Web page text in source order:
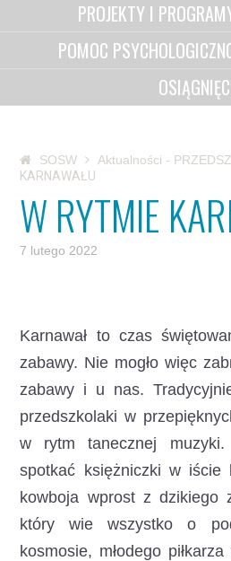
PROJEKTY I
POMOC
SOSW Aktualności -
KARNAWAŁU
W RYTMIE
7 lutego 2022
Karnawał to czas
zabawy. Nie mogło więc
zabawy i u nas.
przedszkolaki w
w rytm tanecznej
spotkać księżniczki w iście
kowboja wprost z dzikiego
który wie wszystko o
kosmosie, młodego